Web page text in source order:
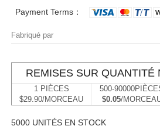
Payment Terms：
Fabriqué par
REMISES SUR QUANTITÉ
1 PIÈCES
$29.90/MORCEAU
500-
$0.05/
5000 UNITÉS EN STOCK